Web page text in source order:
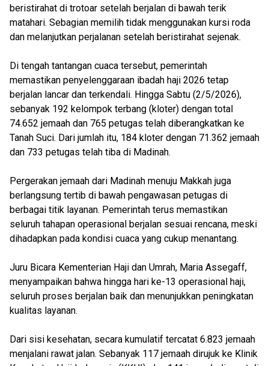
beristirahat di trotoar setelah berjalan di bawah terik
matahari. Sebagian memilih tidak menggunakan kursi roda
dan melanjutkan perjalanan setelah beristirahat sejenak.
Di tengah tantangan cuaca tersebut, pemerintah
memastikan penyelenggaraan ibadah haji 2026 tetap
berjalan lancar dan terkendali. Hingga Sabtu (2/5/2026),
sebanyak 192 kelompok terbang (kloter) dengan total
74.652 jemaah dan 765 petugas telah diberangkatkan ke
Tanah Suci. Dari jumlah itu, 184 kloter dengan 71.362 jemaah
dan 733 petugas telah tiba di Madinah.
Pergerakan jemaah dari Madinah menuju Makkah juga
berlangsung tertib di bawah pengawasan petugas di
berbagai titik layanan. Pemerintah terus memastikan
seluruh tahapan operasional berjalan sesuai rencana, meski
dihadapkan pada kondisi cuaca yang cukup menantang.
Juru Bicara Kementerian Haji dan Umrah, Maria Assegaff,
menyampaikan bahwa hingga hari ke-13 operasional haji,
seluruh proses berjalan baik dan menunjukkan peningkatan
kualitas layanan.
Dari sisi kesehatan, secara kumulatif tercatat 6.823 jemaah
menjalani rawat jalan. Sebanyak 117 jemaah dirujuk ke Klinik